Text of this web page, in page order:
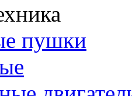
пушки